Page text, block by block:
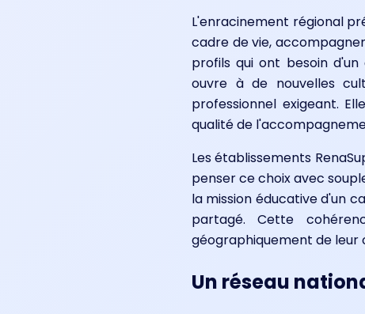
L'enracinement régional
cadre de vie,
profils qui ont besoin
ouvre à de nouvelles
professionnel exigeant.
qualité de
Les établissements
penser ce choix avec
la mission éducative d'un
partagé. Cette
géographiquement de leur
Un réseau